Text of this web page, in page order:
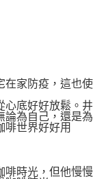
家防疫，這也使
底好好放鬆。井
論為自己，還是為
啡世界好好用
時光，但他慢慢